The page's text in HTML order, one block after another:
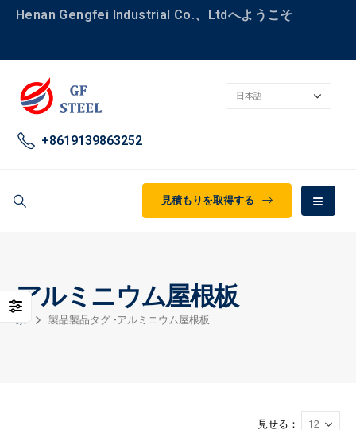
Henan Gengfei Industrial Co.、Ltdへようこそ
+8619139863252
見積もりを取得する
アルミニウム屋根板
家 製品製品タグ -アルミニウム屋根板
見せる：